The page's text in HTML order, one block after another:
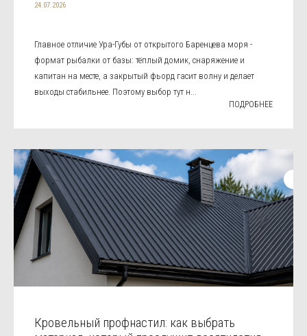
24.07.2026
Главное отличие Ура-Губы от открытого Баренцева моря -
формат рыбалки от базы: тёплый домик, снаряжение и
капитан на месте, а закрытый фьорд гасит волну и делает
выходы стабильнее. Поэтому выбор тут н...
ПОДРОБНЕЕ
Кровельный профнастил: как выбрать